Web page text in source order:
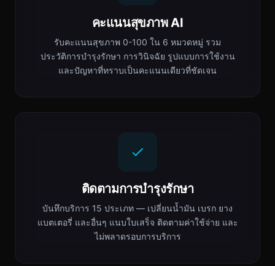
คะแนนสุขภาพ AI
รับคะแนนสุขภาพ 0-100 ใน 6 หมวดหมู่ รวม
ประวัติการบำรุงรักษา การวินิจฉัย รูปแบบการใช้งาน
และปัญหาที่ทราบเป็นคะแนนเดียวที่ชัดเจน
ติดตามการบำรุงรักษา
บันทึกบริการ 15 ประเภท — เปลี่ยนน้ำมัน เบรก ยาง
แบตเตอรี่ และอื่นๆ แนบใบเสร็จ ติดตามค่าใช้จ่าย และ
ไม่พลาดรอบการบริการ